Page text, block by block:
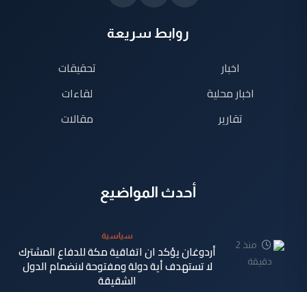
روابط سريعة
اخبار
اخبار محلية
تقارير
تحقيقات
لقاءات
مقالات
أحدث المواضيع
منذ 2
دقيقة
سياسية
أردوغان يؤكد ان اتفاقية مكة للدفاع المشترك
لا تستهدف أية دولة ومفتوحة لانضمام الدول
الشقيقة